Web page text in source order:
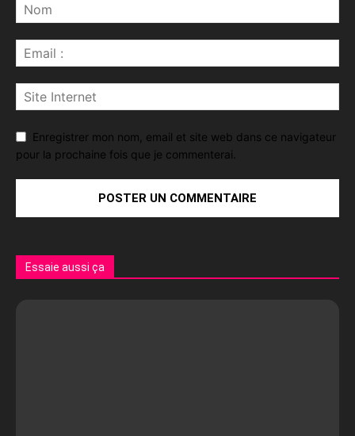
Enregistrer mon nom, email et site web dans ce navigateur
pour la prochaine fois que je commenterai.
Essaie aussi ça